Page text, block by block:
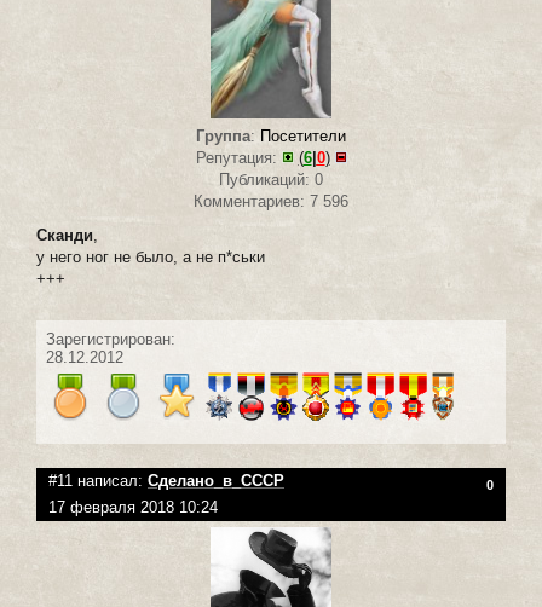
Группа: Посетители
Репутация:
(6| 0)
Публикаций: 0
Комментариев: 7 596
Сканди,
у него ног не было, а не п*ськи
+++
Зарегистрирован:
28.12.2012
#11 написал: Сделано_в_СССР 0
17 февраля 2018 10:24